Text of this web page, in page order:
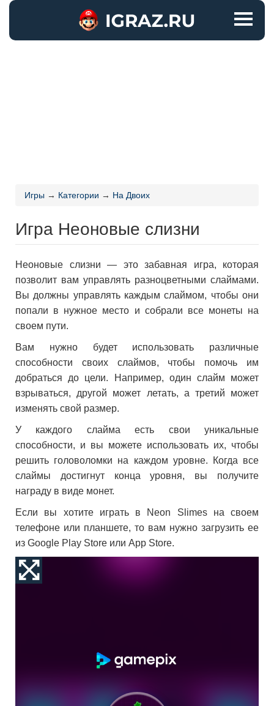
Игры → Категории → На Двоих
Игра Неоновые слизни
Неоновые слизни — это забавная игра, которая
позволит вам управлять разноцветными слаймами.
Вы должны управлять каждым слаймом, чтобы они
попали в нужное место и собрали все монеты на
своем пути.
Вам нужно будет использовать различные
способности своих слаймов, чтобы помочь им
добраться до цели. Например, один слайм может
взрываться, другой может летать, а третий может
изменять свой размер.
У каждого слайма есть свои уникальные
способности, и вы можете использовать их, чтобы
решить головоломки на каждом уровне. Когда все
слаймы достигнут конца уровня, вы получите
награду в виде монет.
Если вы хотите играть в Neon Slimes на своем
телефоне или планшете, то вам нужно загрузить ее
из Google Play Store или App Store.